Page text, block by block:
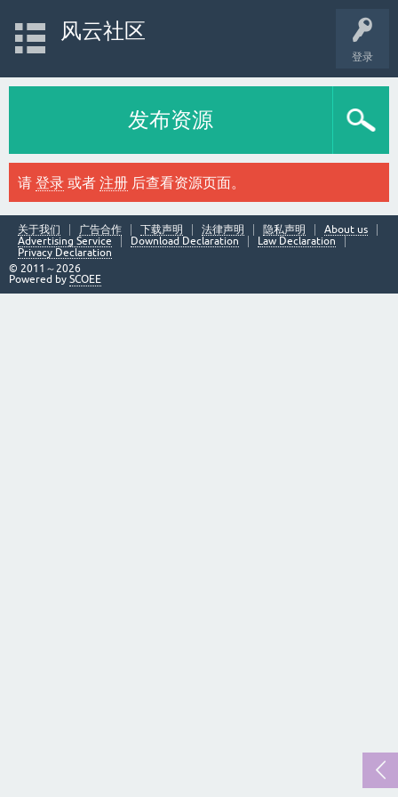
登录
风云社区
发布资源
请 登录 或者 注册 后查看资源页面。
关于我们 广告合作 下载声明 法律声明 隐私声明
About us
Advertising Service
Download Declaration
Law Declaration
Privacy Declaration
© 2011～2026
Powered by SCOEE